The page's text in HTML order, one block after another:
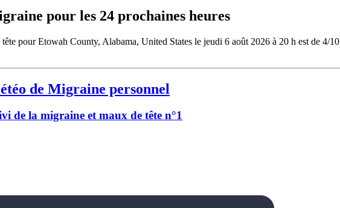
pour les 24 prochaines heures
pour Etowah County, Alabama, United States le jeudi 6 août 2026 à 20 h est de 4/10
de Migraine personnel
de la migraine et maux de tête n°1